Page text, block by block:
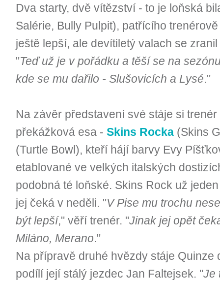
Dva starty, dvě vítězství - to je loňská
Salérie, Bully Pulpit), patřícího
ještě lepší, ale devítiletý valach se
"Teď už je v pořádku a těší se na
kde se mu dařilo - Slušovicích a Lysé."
Na závěr představení své stáje si
překážková esa - Skins Rocka (Skins
(Turtle Bowl), kteří hájí barvy Evy
etablované ve velkých italských
podobná té loňské. Skins Rock už
jej čeká v neděli. "V Pise mu trochu
být lepší," věří trenér. "Jinak jej opět
Miláno, Merano."
Na přípravě druhé hvězdy stáje Quinze
podílí její stálý jezdec Jan Faltejsek. "Je